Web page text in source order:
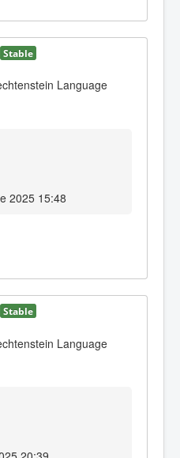
Stable
Language
2025 15:48
Stable
Language